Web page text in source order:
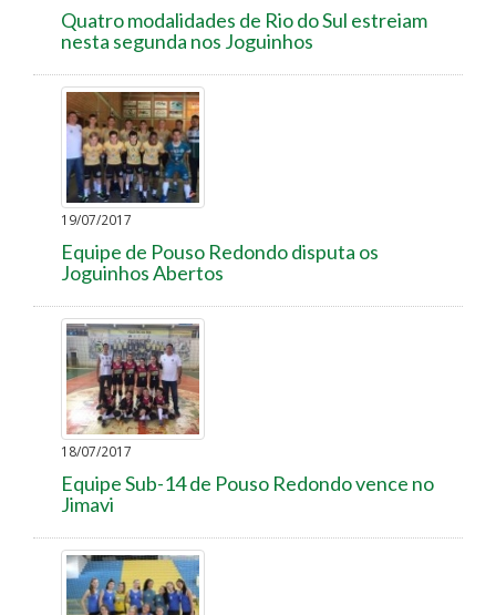
Quatro modalidades de Rio do Sul estreiam
nesta segunda nos Joguinhos
19/07/2017
Equipe de Pouso Redondo disputa os
Joguinhos Abertos
18/07/2017
Equipe Sub-14 de Pouso Redondo vence no
Jimavi